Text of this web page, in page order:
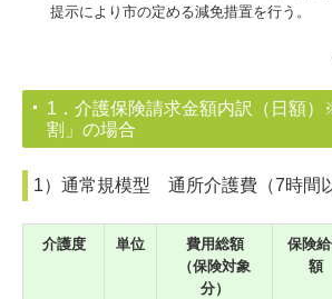
提示により市の定める減免措置を行う。
1．介護保険請求金額内訳（日額
割」の場合
1）通常規模型 通所介護費（7時間
介護度 単位
費用総額
（保険対象
分）
保険
額